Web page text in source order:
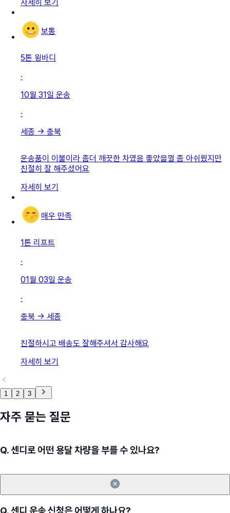
자세히 보기
보통
5톤 윙바디
·
10월 31일 운송
·
세종 → 충북
운송품이 이불이라 좀더 깨끗한 차였음 좋았을껄 좀 아쉬웠지만
친절히 잘 해주셨어요
자세히 보기
매우 만족
1톤 리프트
·
01월 03일 운송
·
충북 → 세종
친절하시고 배송도 잘해주셔서 감사해요
자세히 보기
1 2 3
자주 묻는 질문
Q.센디로 어떤 용달 차량을 부를 수 있나요?
Q.센디 운송 신청은 어떻게 하나요?